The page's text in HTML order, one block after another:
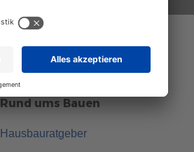
Rund ums Bauen
Hausbauratgeber